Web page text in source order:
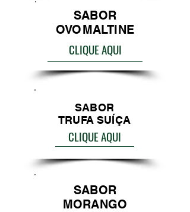
SABOR
OVOMALTINE
CLIQUE AQUI
SABOR
TRUFA SUÍÇA
CLIQUE AQUI
SABOR
MORANGO